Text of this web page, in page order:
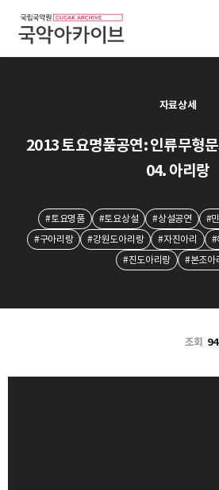
자료상세
2013 토요명품공연: 인류무형
04. 아리랑
#토요명품 #토요상설 #상설공연 #
#구아리랑
#강원도아리랑 #자진아리 #
#진도아리랑
#본조아
조회